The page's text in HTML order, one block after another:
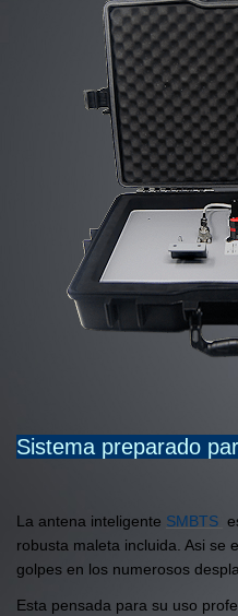
Sistema preparado
La antena inteligente SMBTS
robusta maleta incluida. Asi se
golpes en los numerosos
Esta pensada para su uso